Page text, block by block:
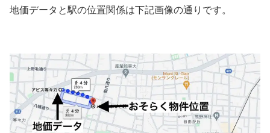
地価データと駅の位置関係は下記画像の通りです。